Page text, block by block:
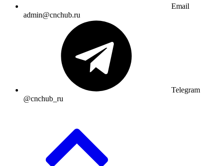
Email
admin@cnchub.ru
Telegram
@cnchub_ru